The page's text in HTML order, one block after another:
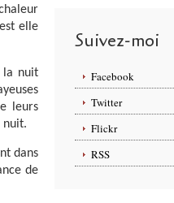
elle
la nuit
leurs
nuit.
dans
de
Suivez-moi
Facebook
Twitter
Flickr
RSS